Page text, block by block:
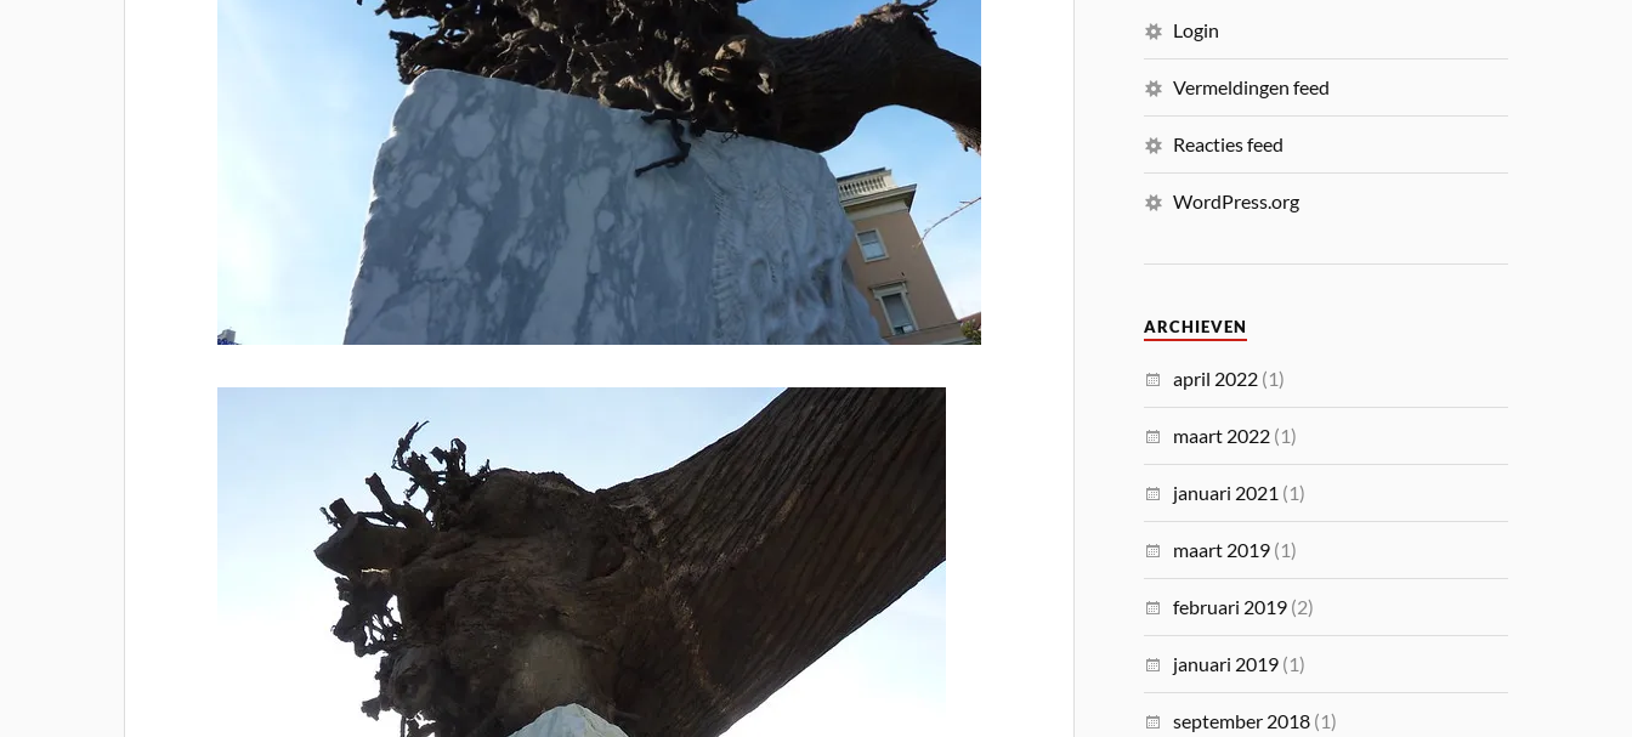
Login
Vermeldingen feed
Reacties feed
WordPress.org
ARCHIEVEN
april 2022 (1)
maart 2022 (1)
januari 2021 (1)
maart 2019 (1)
februari 2019 (2)
januari 2019 (1)
september 2018 (1)